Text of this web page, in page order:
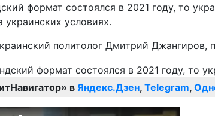
формат состоялся в 2021 году, то
условиях.
политолог Дмитрий Джангиров,
в Яндекс.Дзен, Telegram,